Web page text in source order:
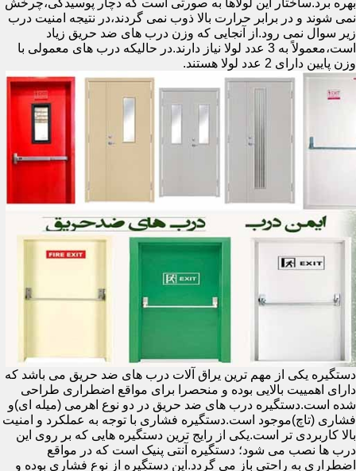
بهره برد.ساختار این لولاها به صورتی است که دچار پوسیدگی،چرخش
نمی شوند و در برابر حرارت بالا ذوب نمی گردند،در نتیجه امنیت درب
زیر سوال نمی رود.از آنجایی که وزن درب های ضد حریق زیاد
است،معمولاً به 3 عدد لولا نیاز دارند.در حالیکه درب های معمولی با
وزن پایین دارای 2 عدد لولا هستند.
دستگیره یکی از مهم ترین یراق آلات درب های ضد حریق می باشد که
دارای اهمییت بالایی بوده و منحصرا برای مواقع اضطراری طراحی
شده است.دستگیره درب های ضد حریق در دو نوع اهرمی (میله ای)و
فشاری (تاچ)موجود است.دستگیره فشاری با توجه به عملکرد و امنیت
بالا کاربردی تر است.یکی از رایج ترین دستگیره هایی که بر روی این
درب ها نصب می شود؛ دستگیره آنتی پنیک است که در مواقع
اضطراری به راحتی باز می گردد.این دستگیره از نوع فشاری بوده و